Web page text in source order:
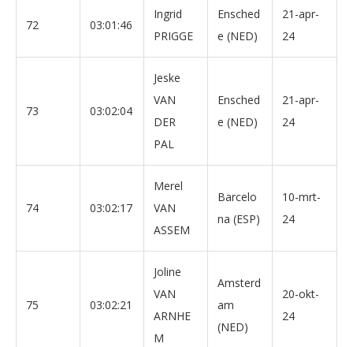
72 03:01:46
Ingrid
PRIGGE
Ensched
e (NED)
21-apr-
24
73 03:02:04
Jeske
VAN
DER
PAL
Ensched
e (NED)
21-apr-
24
74 03:02:17
Merel
VAN
ASSEM
Barcelo
na (ESP)
10-mrt-
24
75 03:02:21
Joline
VAN
ARNHE
M
Amsterd
am
(NED)
20-okt-
24